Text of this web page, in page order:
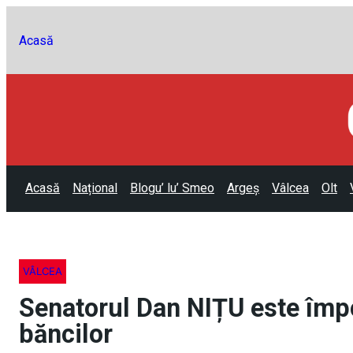
Acasă
Acasă Național Blogu’ lu’ Smeo Argeș Vâlcea Olt
VÂLCEA
Senatorul Dan NIȚU este
băncilor